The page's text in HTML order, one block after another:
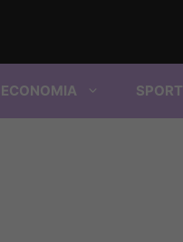
ECONOMIA SPORT